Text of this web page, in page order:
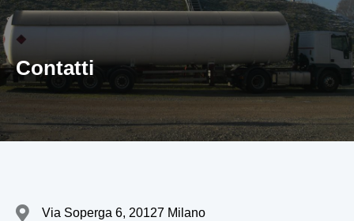
Contatti
Via Soperga 6, 20127 Milano